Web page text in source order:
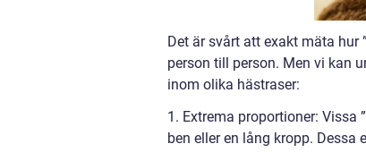
Det är svårt att exakt mäta hur
person till person. Men vi kan
inom olika hästraser:
1. Extrema proportioner: Vissa
ben eller en lång kropp.